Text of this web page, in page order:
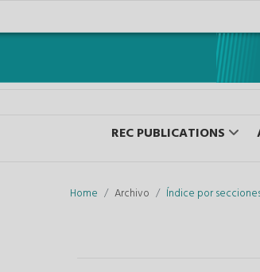
REC PUBLICATIONS
Home Archivo Índice por